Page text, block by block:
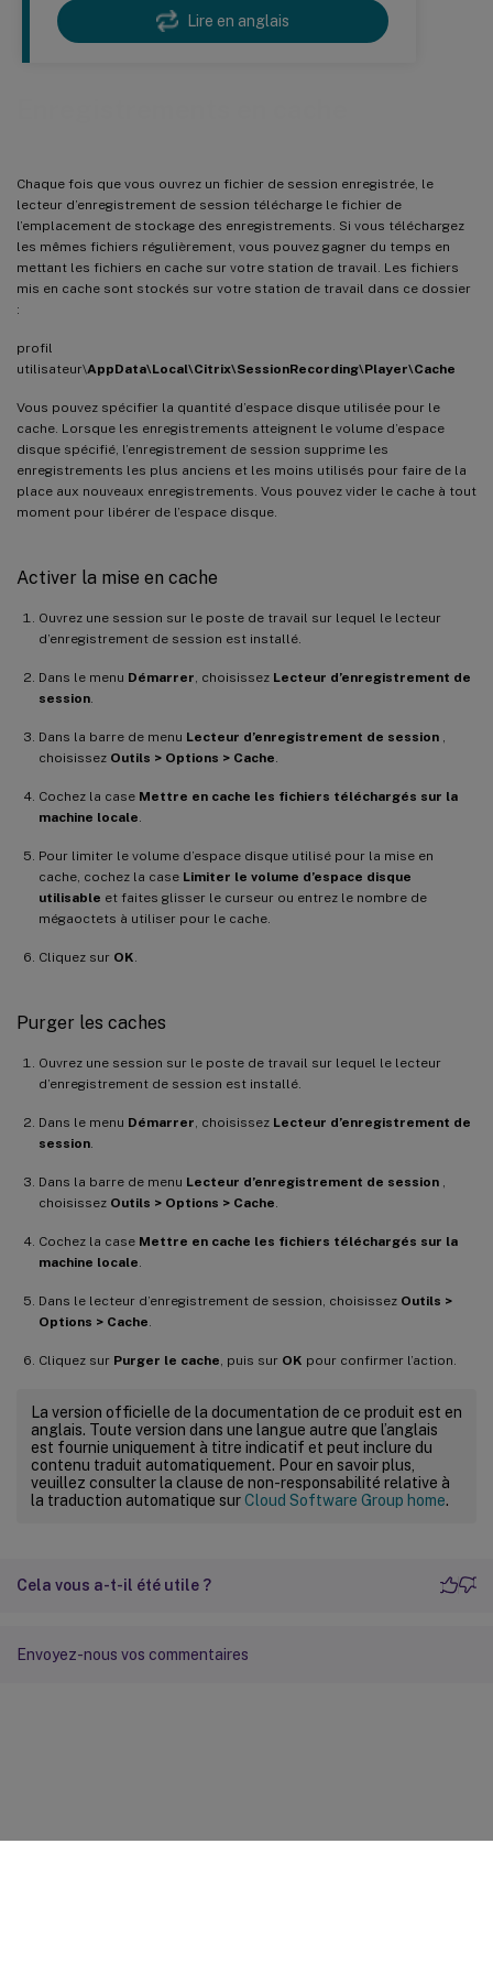
Lire en anglais
Chaque fois que vous ouvrez un fichier de session enregistrée, le
lecteur d’enregistrement de session télécharge le fichier de
l’emplacement de stockage des enregistrements. Si vous téléchargez
les mêmes fichiers régulièrement, vous pouvez gagner du temps en
mettant les fichiers en cache sur votre station de travail. Les fichiers
mis en cache sont stockés sur votre station de travail dans ce dossier
:
profil
utilisateur\AppData\Local\Citrix\SessionRecording\Player\Cache
Vous pouvez spécifier la quantité d’espace disque utilisée pour le
cache. Lorsque les enregistrements atteignent le volume d’espace
disque spécifié, l’enregistrement de session supprime les
enregistrements les plus anciens et les moins utilisés pour faire de la
place aux nouveaux enregistrements. Vous pouvez vider le cache à tout
moment pour libérer de l’espace disque.
Activer la mise en cache
Ouvrez une session sur le poste de travail sur lequel le lecteur
d’enregistrement de session est installé.
Dans le menu Démarrer , choisissez Lecteur d’enregistrement de
session
Dans la barre de menu Lecteur d’enregistrement de session
choisissez Outils > Options > Cache
Cochez la case Mettre en cache les fichiers téléchargés sur la
machine locale
Pour limiter le volume d’espace disque utilisé pour la mise en
cache, cochez la case Limiter le volume d’espace disque
utilisable et faites glisser le curseur ou entrez le nombre de
mégaoctets à utiliser pour le cache.
Cliquez sur OK
Purger les caches
Ouvrez une session sur le poste de travail sur lequel le lecteur
d’enregistrement de session est installé.
Dans le menu Démarrer , choisissez Lecteur d’enregistrement de
session
Dans la barre de menu Lecteur d’enregistrement de session
choisissez Outils > Options > Cache
Cochez la case Mettre en cache les fichiers téléchargés sur la
machine locale
Dans le lecteur d’enregistrement de session, choisissez Outils >
Options > Cache
Cliquez sur Purger le cache , puis sur OK pour confirmer l’action.
La version officielle de la documentation de ce produit est en
anglais. Toute version dans une langue autre que l’anglais
est fournie uniquement à titre indicatif et peut inclure du
contenu traduit automatiquement. Pour en savoir plus,
veuillez consulter la clause de non-responsabilité relative à
la traduction automatique surCloud Software Group home.
Cela vous a-t-il été utile ?
Envoyez-nous vos commentaires